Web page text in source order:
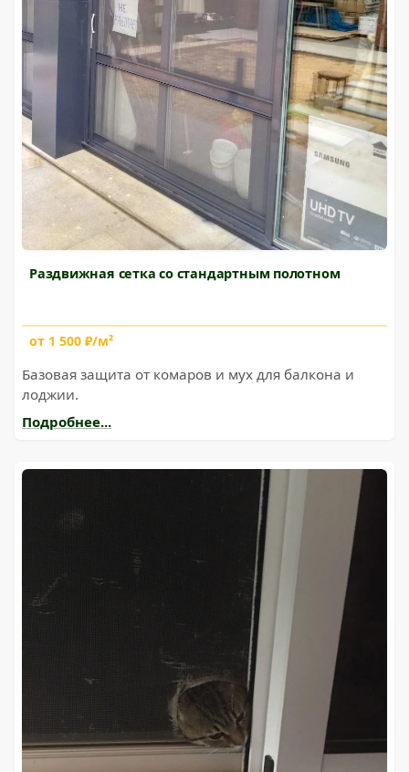
Раздвижная сетка со стандартным полотном
от 1 500 ₽/м²
Базовая защита от комаров и мух для балкона и
лоджии.
Подробнее...